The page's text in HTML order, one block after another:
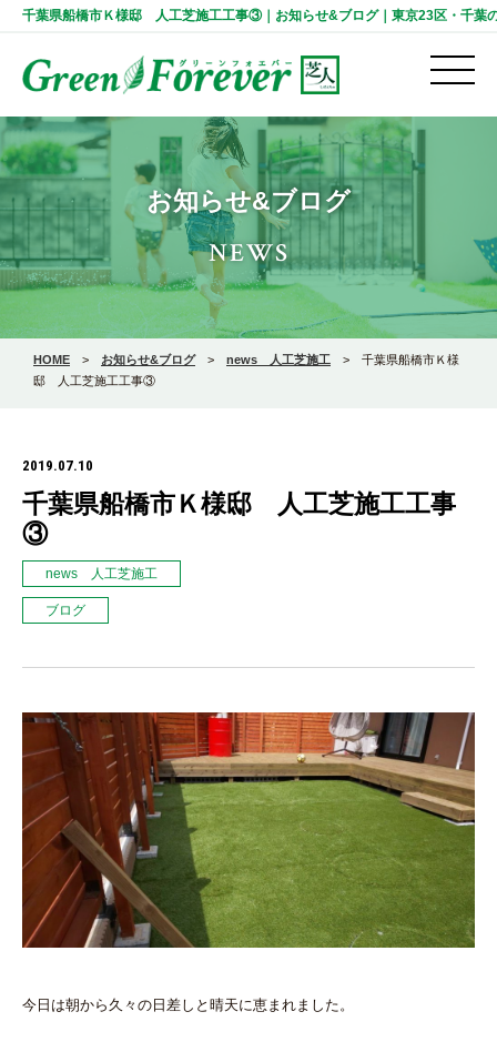
千葉県船橋市Ｋ様邸 人工芝施工工事③｜お知らせ&ブログ｜東京23区・千葉
お知らせ&ブログ
NEWS
HOME > お知らせ&ブログ> news 人工芝施工 > 千葉県船橋市Ｋ様
邸 人工芝施工工事③
2019.07.10
千葉県船橋市Ｋ様邸 人工芝施工工事
③
news 人工芝施工
ブログ
今日は朝から久々の日差しと晴天に恵まれました。